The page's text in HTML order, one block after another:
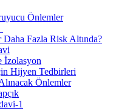
Önlemler
Fazla Risk Altında?
Hijyen Tedbirleri
Önlemler
1